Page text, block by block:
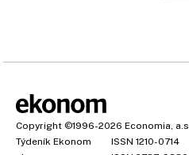
Copyright ©1996-2026 Economia, a.s.
Týdeník Ekonom
ISSN 1210-0714